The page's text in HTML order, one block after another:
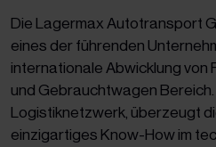
Die Lagermax Autotransport
eines der führenden
internationale Abwicklung von
und Gebrauchtwagen
Logistiknetzwerk, überzeugt
einzigartiges Know-How im